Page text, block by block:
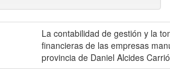
La contabilidad de gestión y la
financieras de las empresas
provincia de Daniel Alcides